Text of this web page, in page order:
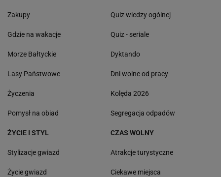
Zakupy
Gdzie na wakacje
Morze Bałtyckie
Lasy Państwowe
Życzenia
Pomysł na obiad
Quiz wiedzy ogólnej
Quiz - seriale
Dyktando
Dni wolne od pracy
Kolęda 2026
Segregacja odpadów
ŻYCIE I STYL
Stylizacje gwiazd
Życie gwiazd
CZAS WOLNY
Atrakcje turystyczne
Ciekawe miejsca